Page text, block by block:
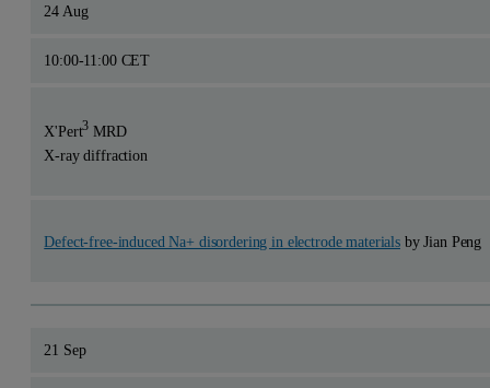
24 Aug
10:00-11:00 CET
X'Pert3 MRD
X-ray diffraction
Defect-free-induced Na+ disordering in electrode materialsby Jian Peng
21 Sep